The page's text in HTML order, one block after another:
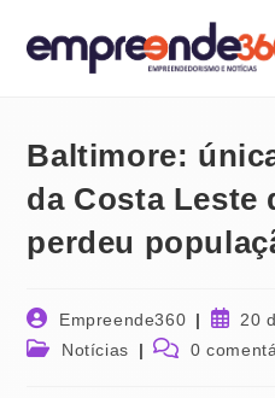
para
Baltimore:
da Costa Leste
perdeu
Autor
do
post:
Empreende360
Post20
Categoria
Notícias
Comentários
0